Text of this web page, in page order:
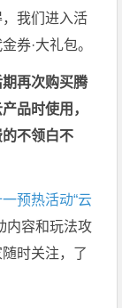
我们进入活
券·大礼包。
再次购买腾
品时使用，
不领白不
预热活动“云
内容和玩法攻
时关注，了